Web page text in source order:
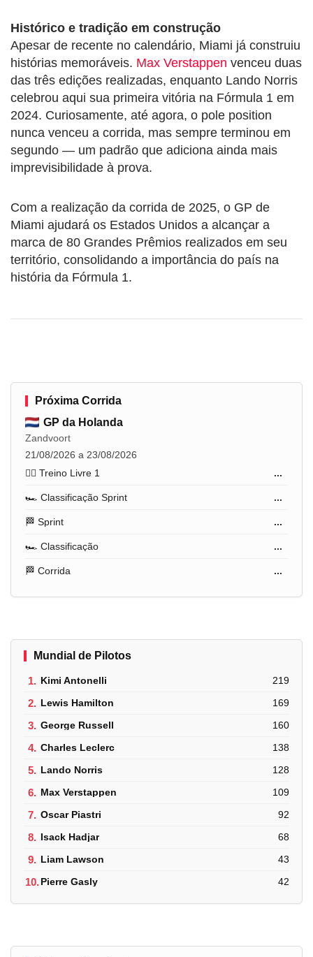
Histórico e tradição em construção
Apesar de recente no calendário, Miami já construiu
histórias memoráveis. Max Verstappen venceu duas
das três edições realizadas, enquanto Lando Norris
celebrou aqui sua primeira vitória na Fórmula 1 em
2024. Curiosamente, até agora, o pole position
nunca venceu a corrida, mas sempre terminou em
segundo — um padrão que adiciona ainda mais
imprevisibilidade à prova.
Com a realização da corrida de 2025, o GP de
Miami ajudará os Estados Unidos a alcançar a
marca de 80 Grandes Prêmios realizados em seu
território, consolidando a importância do país na
história da Fórmula 1.
Próxima Corrida
GP da Holanda
Zandvoort
21/08/2026 a 23/08/2026
🏋️‍♂️ Treino Livre 1
...
🏎️ Classificação Sprint ...
🏁 Sprint ...
🏎️ Classificação ...
🏁 Corrida ...
Mundial de Pilotos
1. Kimi Antonelli 219
2. Lewis Hamilton 169
3. George Russell 160
4. Charles Leclerc 138
5. Lando Norris 128
6. Max Verstappen 109
7. Oscar Piastri 92
8. Isack Hadjar 68
9. Liam Lawson 43
10.Pierre Gasly 42